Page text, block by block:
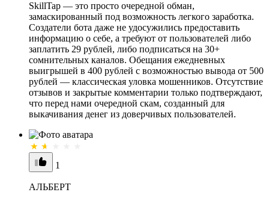
SkillTap — это просто очередной обман,
замаскированный под возможность легкого заработка.
Создатели бота даже не удосужились предоставить
информацию о себе, а требуют от пользователей либо
заплатить 29 рублей, либо подписаться на 30+
сомнительных каналов. Обещания ежедневных
выигрышей в 400 рублей с возможностью вывода от 500
рублей — классическая уловка мошенников. Отсутствие
отзывов и закрытые комментарии только подтверждают,
что перед нами очередной скам, созданный для
выкачивания денег из доверчивых пользователей.
1
АЛЬБЕРТ